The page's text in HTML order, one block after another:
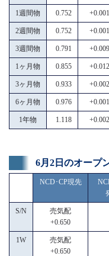
1週間物 0.752 +0.001
2週間物 0.752 +0.001
3週間物 0.791 +0.009
1ヶ月物 0.855 +0.012
3ヶ月物 0.933 +0.002
6ヶ月物 0.976 +0.001
1年物 1.118 +0.002
6月2日のオープ
NCD･CP現先
S/N
売気配
+0.650
1W
売気配
+0.650